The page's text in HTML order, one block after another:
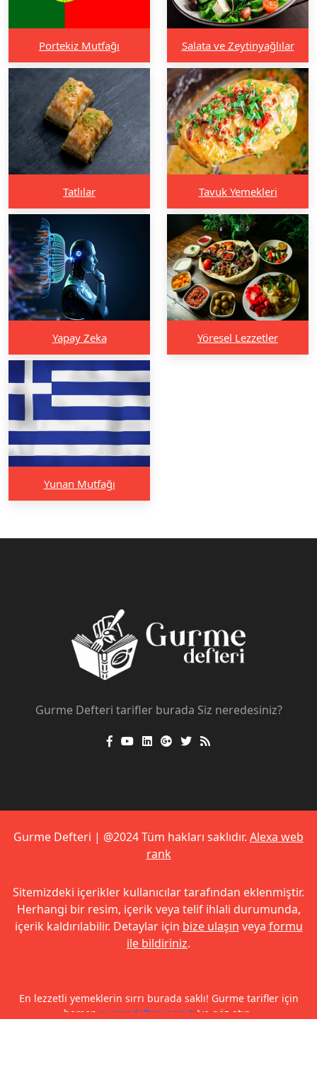
Portekiz Mutfağı Salata ve Zeytinyağlılar
Tatlılar Tavuk Yemekleri
Yapay Zeka Yöresel Lezzetler
Yunan Mutfağı
Gurme Defteri tarifler burada Siz neredesiniz?
Gurme Defteri | @2024 Tüm hakları saklıdır. Alexa web
rank
Sitemizdeki içerikler kullanıcılar tarafından eklenmiştir.
Herhangi bir resim, içerik veya telif ihlali durumunda,
içerik kaldırılabilir. Detaylar için bize ulaşın veya formu
ile bildiriniz.
En lezzetli yemeklerin sırrı burada saklı! Gurme tarifler için
hemen gurmedefteri.com.tr’ye göz atın.